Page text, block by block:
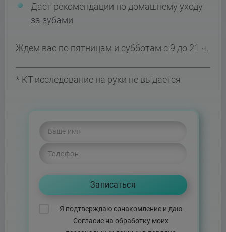
Даст рекомендации по домашнему уходу
за зубами
Ждем вас по пятницам и субботам с 9 до 21 ч.
* КТ-исследование на руки не выдается
Я подтверждаю ознакомление и даю
Согласие на обработку моих